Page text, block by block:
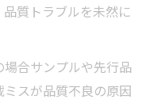
質トラブルを未然に
合サンプルや先行品
スが品質不良の原因